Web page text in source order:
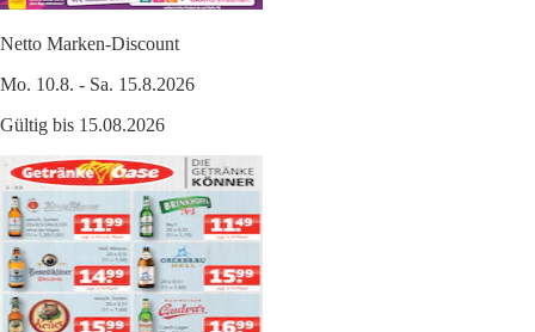
Netto Marken-Discount
Mo. 10.8. - Sa. 15.8.2026
Gültig bis 15.08.2026